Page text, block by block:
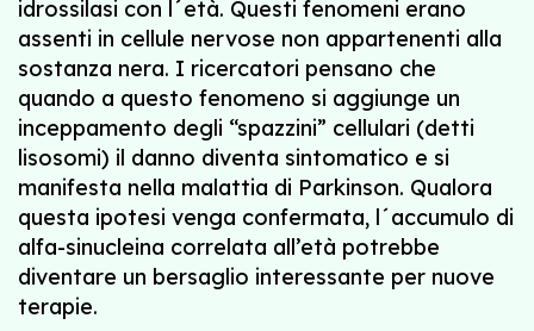
idrossilasi con l´età. Questi fenomeni erano
assenti in cellule nervose non appartenenti alla
sostanza nera. I ricercatori pensano che
quando a questo fenomeno si aggiunge un
inceppamento degli “spazzini” cellulari (detti
lisosomi) il danno diventa sintomatico e si
manifesta nella malattia di Parkinson. Qualora
questa ipotesi venga confermata, l´accumulo di
alfa-sinucleina correlata all’età potrebbe
diventare un bersaglio interessante per nuove
terapie.